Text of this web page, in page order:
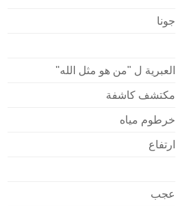
جونا
العبرية ل "من هو مثل الله"
مكتشف كاشفة
خرطوم مياه
ارتفاع
عجب